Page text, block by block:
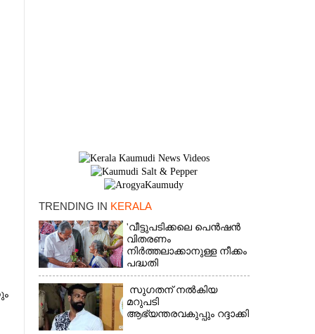
TRENDING IN KERALA
'വീട്ടുപടിക്കലെ പെൻഷൻ
വിതരണം
നിർത്തലാക്കാനുള്ള നീക്കം
പദ്ധതി
അവസാനിപ്പിക്കാനുള്ള
യുഡിഎഫ് അജണ്ടയുടെ
ആദ്യപടി'
സുഗതന് നൽകിയ
മറുപടി
ആഭ്യന്തരവകുപ്പും റദ്ദാക്കി
×